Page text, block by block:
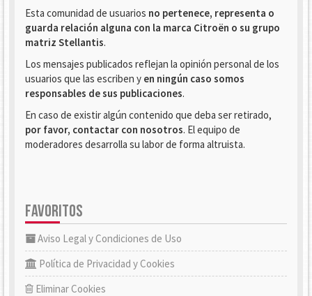
Esta comunidad de usuarios no pertenece, representa o
guarda relación alguna con la marca Citroën o su grupo
matriz Stellantis.
Los mensajes publicados reflejan la opinión personal de los
usuarios que las escriben y en ningún caso somos
responsables de sus publicaciones.
En caso de existir algún contenido que deba ser retirado,
por favor, contactar con nosotros. El equipo de
moderadores desarrolla su labor de forma altruista.
FAVORITOS
Aviso Legal y Condiciones de Uso
Política de Privacidad y Cookies
Eliminar Cookies